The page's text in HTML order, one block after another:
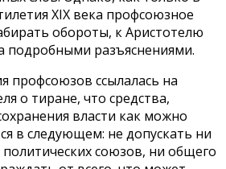
XIX века профсоюзное
обороты, к Аристотелю
подробными разъяснениями.
профсоюзов ссылалась на
о тиране, что средства,
власти как можно
в следующем: не допускать ни
союзов, ни общего